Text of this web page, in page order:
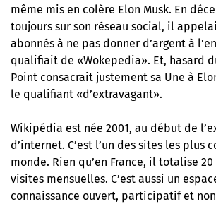
même mis en colère Elon Musk. En
toujours sur son réseau social, il
abonnés à ne pas donner d’argent à
qualifiait de «Wokepedia». Et, hasard
Point consacrait justement sa Une à
le qualifiant «d’extravagant».
Wikipédia est née 2001, au début de
d’internet. C’est l’un des sites les plus
monde. Rien qu’en France, il totalise
visites mensuelles. C’est aussi un
connaissance ouvert, participatif et